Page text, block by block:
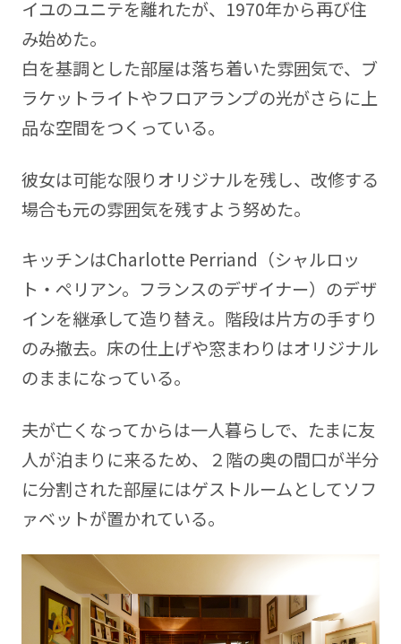
イユのユニテを離れたが、1970年から再び住
み始めた。
白を基調とした部屋は落ち着いた雰囲気で、ブ
ラケットライトやフロアランプの光がさらに上
品な空間をつくっている。
彼女は可能な限りオリジナルを残し、改修する
場合も元の雰囲気を残すよう努めた。
キッチンはCharlotte Perriand（シャルロッ
ト・ペリアン。フランスのデザイナー）のデザ
インを継承して造り替え。階段は片方の手すり
のみ撤去。床の仕上げや窓まわりはオリジナル
のままになっている。
夫が亡くなってからは一人暮らしで、たまに友
人が泊まりに来るため、２階の奥の間口が半分
に分割された部屋にはゲストルームとしてソフ
ァベットが置かれている。